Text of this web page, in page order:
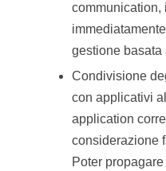
communication,
gestione basata
Condivisione
con applicativi
application
considerazione
Poter